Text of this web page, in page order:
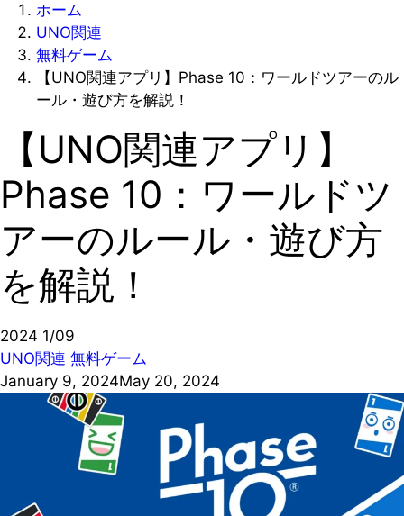
ホーム
UNO関連
無料ゲーム
【UNO関連アプリ】Phase 10：ワールドツアーのル
ール・遊び方を解説！
【UNO関連アプリ】
Phase 10：ワールドツ
アーのルール・遊び方
を解説！
2024 1/09
UNO関連 無料ゲーム
January 9, 2024May 20, 2024